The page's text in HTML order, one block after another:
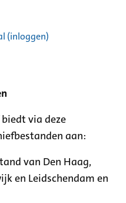
(inloggen)
via deze
aan:
van Den Haag,
en Leidschendam en